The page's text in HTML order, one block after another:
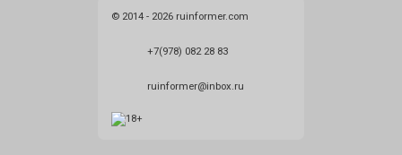
© 2014 - 2026 ruinformer.com
+7(978) 082 28 83
ruinformer@inbox.ru